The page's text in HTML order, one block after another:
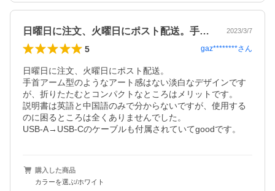
日曜日に注文、火曜日にポスト配送。手首… 2023/3/7
5 gaz********さん
日曜日に注文、火曜日にポスト配送。
手首アーム型のようなアート感はない淡白なデザインです
が、折りたたむとコンパクトなところはメリットです。
説明書は英語と中国語のみで分からないですが、使用する
のに困るところは全くありませんでした。
USB-A→USB-Cのケーブルも付属されていてgoodです。
購入した商品
カラーを選ぶ/ホワイト